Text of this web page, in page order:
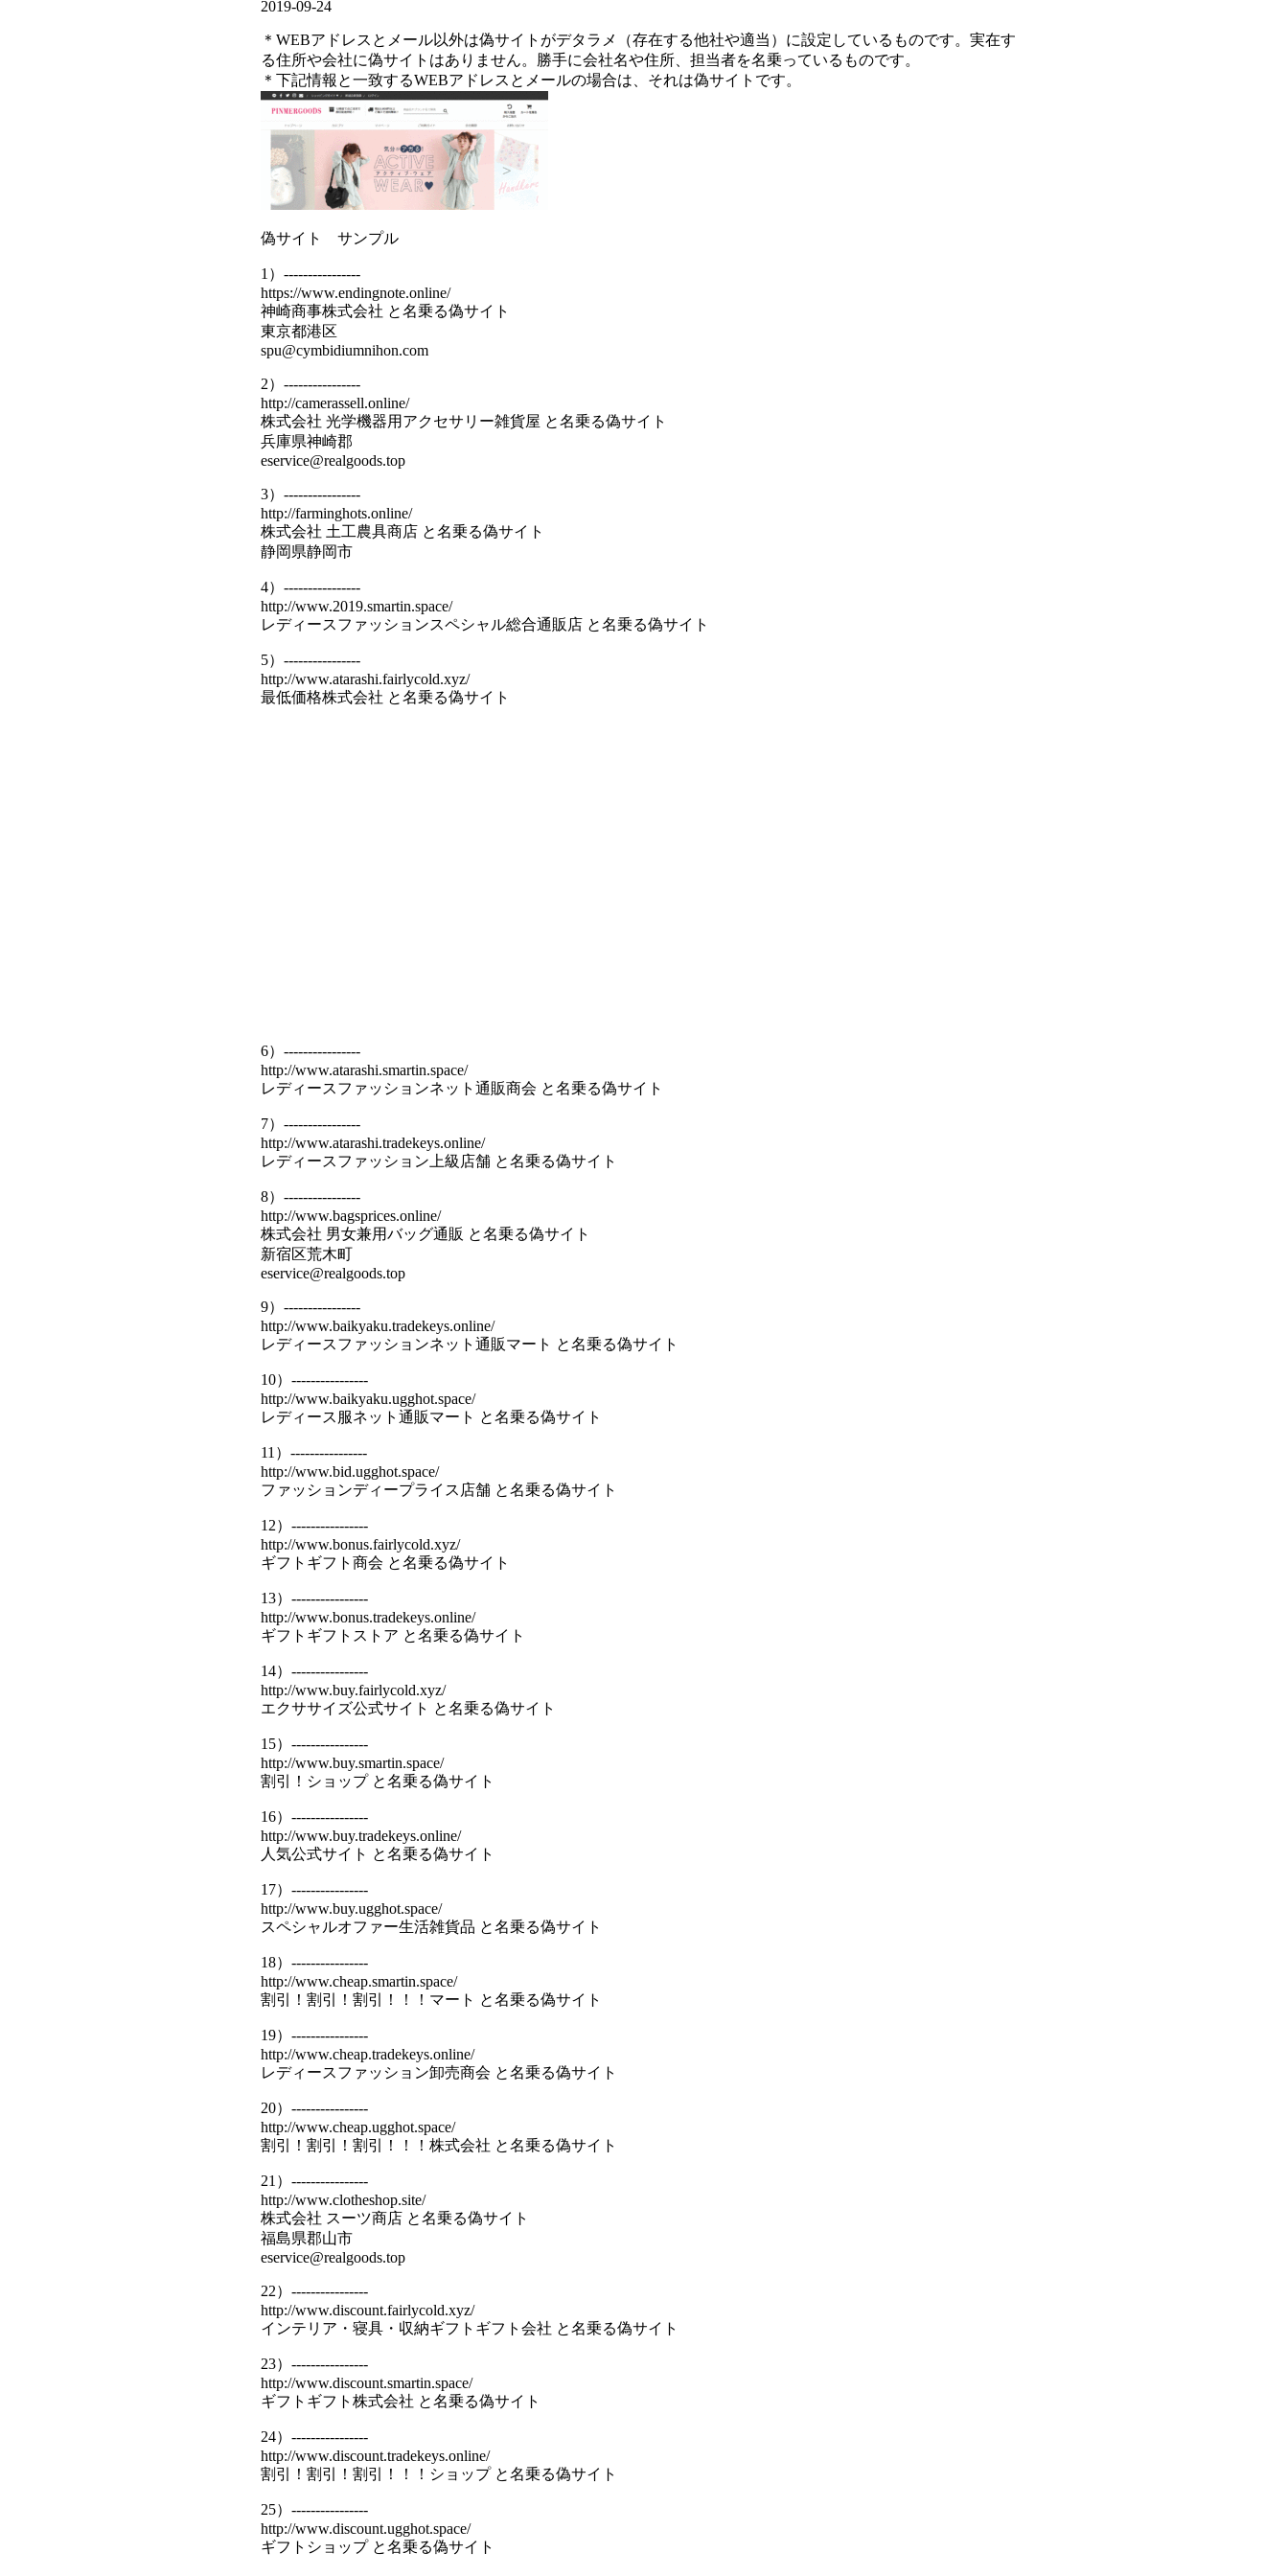
2019-09-24
＊WEBアドレスとメール以外は偽サイトがデタラメ（存在する他社や適当）に設定しているものです。実在す
る住所や会社に偽サイトはありません。勝手に会社名や住所、担当者を名乗っているものです。
＊下記情報と一致するWEBアドレスとメールの場合は、それは偽サイトです。
偽サイト サンプル
1）----------------
https://www.endingnote.online/
神崎商事株式会社 と名乗る偽サイト
東京都港区
spu@cymbidiumnihon.com
2）----------------
http://camerassell.online/
株式会社 光学機器用アクセサリー雑貨屋 と名乗る偽サイト
兵庫県神崎郡
eservice@realgoods.top
3）----------------
http://farminghots.online/
株式会社 土工農具商店 と名乗る偽サイト
静岡県静岡市
4）----------------
http://www.2019.smartin.space/
レディースファッションスペシャル総合通販店 と名乗る偽サイト
5）----------------
http://www.atarashi.fairlycold.xyz/
最低価格株式会社 と名乗る偽サイト
6）----------------
http://www.atarashi.smartin.space/
レディースファッションネット通販商会 と名乗る偽サイト
7）----------------
http://www.atarashi.tradekeys.online/
レディースファッション上級店舗 と名乗る偽サイト
8）----------------
http://www.bagsprices.online/
株式会社 男女兼用バッグ通販 と名乗る偽サイト
新宿区荒木町
eservice@realgoods.top
9）----------------
http://www.baikyaku.tradekeys.online/
レディースファッションネット通販マート と名乗る偽サイト
10）----------------
http://www.baikyaku.ugghot.space/
レディース服ネット通販マート と名乗る偽サイト
11）----------------
http://www.bid.ugghot.space/
ファッションディープライス店舗 と名乗る偽サイト
12）----------------
http://www.bonus.fairlycold.xyz/
ギフトギフト商会 と名乗る偽サイト
13）----------------
http://www.bonus.tradekeys.online/
ギフトギフトストア と名乗る偽サイト
14）----------------
http://www.buy.fairlycold.xyz/
エクササイズ公式サイト と名乗る偽サイト
15）----------------
http://www.buy.smartin.space/
割引！ショップ と名乗る偽サイト
16）----------------
http://www.buy.tradekeys.online/
人気公式サイト と名乗る偽サイト
17）----------------
http://www.buy.ugghot.space/
スペシャルオファー生活雑貨品 と名乗る偽サイト
18）----------------
http://www.cheap.smartin.space/
割引！割引！割引！！！マート と名乗る偽サイト
19）----------------
http://www.cheap.tradekeys.online/
レディースファッション卸売商会 と名乗る偽サイト
20）----------------
http://www.cheap.ugghot.space/
割引！割引！割引！！！株式会社 と名乗る偽サイト
21）----------------
http://www.clotheshop.site/
株式会社 スーツ商店 と名乗る偽サイト
福島県郡山市
eservice@realgoods.top
22）----------------
http://www.discount.fairlycold.xyz/
インテリア・寝具・収納ギフトギフト会社 と名乗る偽サイト
23）----------------
http://www.discount.smartin.space/
ギフトギフト株式会社 と名乗る偽サイト
24）----------------
http://www.discount.tradekeys.online/
割引！割引！割引！！！ショップ と名乗る偽サイト
25）----------------
http://www.discount.ugghot.space/
ギフトショップ と名乗る偽サイト